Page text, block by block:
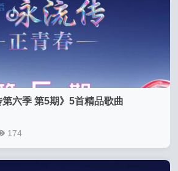
六季 第5期》5首精品歌曲
174